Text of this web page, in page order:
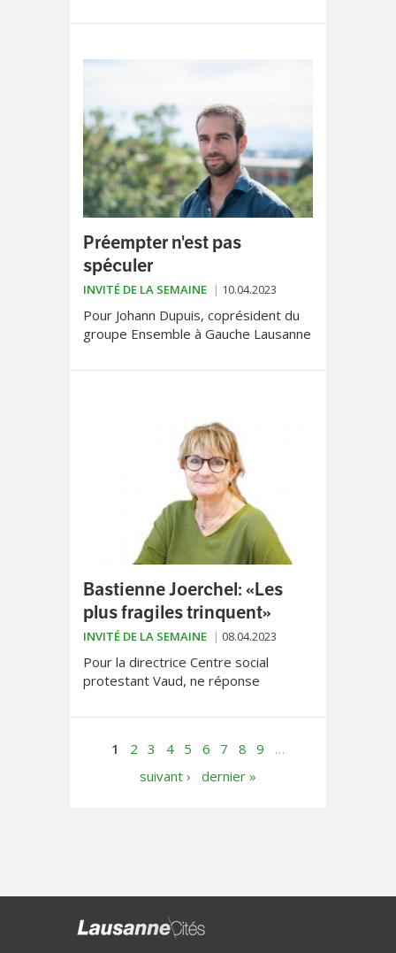
société.
Préempter n'est pas
spéculer
INVITÉ DE LA SEMAINE 10.04.2023
Pour Johann Dupuis, coprésident du
groupe Ensemble à Gauche Lausanne
Bastienne Joerchel: «Les
plus fragiles trinquent»
INVITÉ DE LA SEMAINE 08.04.2023
Pour la directrice Centre social
protestant Vaud, ne réponse
1 2 3 4 5 6 7 8 9
…
suivant ›
dernier »